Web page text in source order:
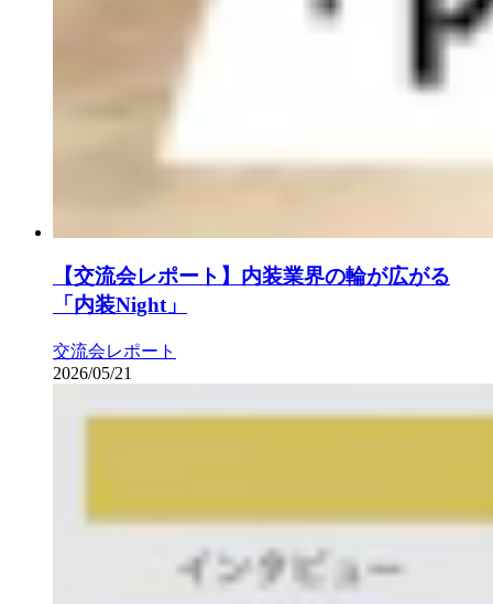
【交流会レポート】内装業界の輪が広がる
「内装Night」
交流会レポート
2026/05/21